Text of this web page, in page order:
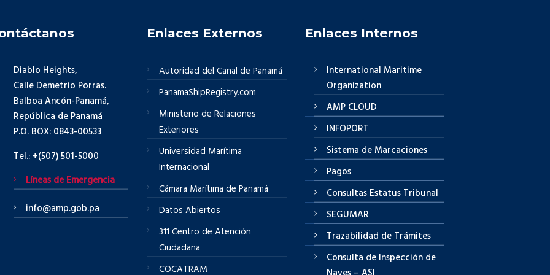
Diablo Heights,
Calle Demetrio Porras.
Balboa Ancón-Panamá,
República de Panamá
P.O. BOX: 0843-00533
Tel.: +(507) 501-5000
Líneas de Emergencia
info@amp.gob.pa
Enlaces Externos
Autoridad del Canal de Panamá
PanamaShipRegistry.com
Ministerio de Relaciones
Exteriores
Universidad Marítima
Internacional
Cámara Marítima de Panamá
Datos Abiertos
311 Centro de Atención
Ciudadana
COCATRAM
Enlaces Internos
International Maritime
Organization
AMP CLOUD
INFOPORT
Sistema de Marcaciones
Pagos
Consultas Estatus Tribunal
SEGUMAR
Trazabilidad de Trámites
Consulta de Inspección de